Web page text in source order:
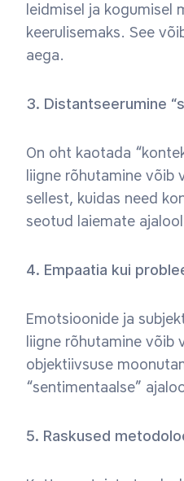
leidmisel ja kogumisel
keerulisemaks. See
aega.
3. Distantseerumine
On oht kaotada
liigne rõhutamine võib
sellest, kuidas need
seotud laiemate
4. Empaatia kui
Emotsioonide ja
liigne rõhutamine võib
objektiivsuse
“sentimentaalse”
5. Raskused